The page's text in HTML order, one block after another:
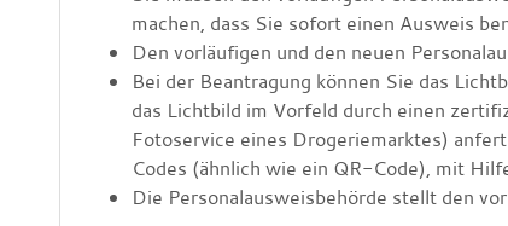
machen, dass Sie sofort einen Ausweis
Den vorläufigen und den neuen
Bei der Beantragung können Sie das
das Lichtbild im Vorfeld durch einen
Fotoservice eines Drogeriemarktes)
Codes (ähnlich wie ein QR-Code), mit
Die Personalausweisbehörde stellt den